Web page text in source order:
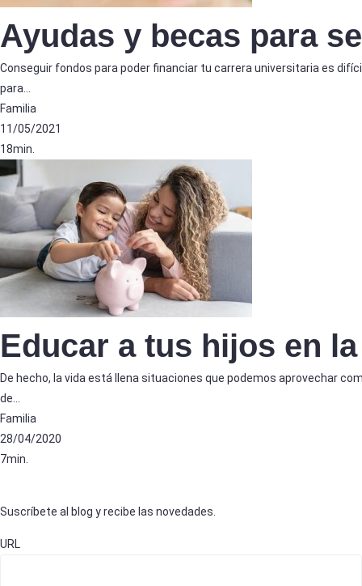
Ayudas y becas para
Conseguir fondos para poder financiar tu carrera universitaria es
para…
Familia
11/05/2021
18min.
Educar a tus hijos en
De hecho, la vida está llena situaciones que podemos aprovechar
de…
Familia
28/04/2020
7min.
Suscríbete al blog y recibe las novedades.
URL